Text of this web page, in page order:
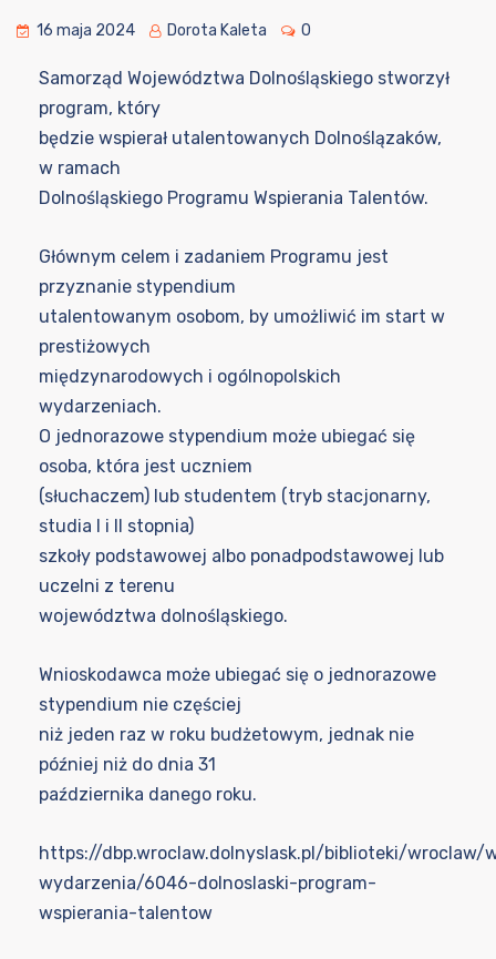
16 maja 2024 Dorota Kaleta 0
Samorząd Województwa Dolnośląskiego stworzył
program, który
będzie wspierał utalentowanych Dolnoślązaków,
w ramach
Dolnośląskiego Programu Wspierania Talentów.
Głównym celem i zadaniem Programu jest
przyznanie stypendium
utalentowanym osobom, by umożliwić im start w
prestiżowych
międzynarodowych i ogólnopolskich
wydarzeniach.
O jednorazowe stypendium może ubiegać się
osoba, która jest uczniem
(słuchaczem) lub studentem (tryb stacjonarny,
studia I i II stopnia)
szkoły podstawowej albo ponadpodstawowej lub
uczelni z terenu
województwa dolnośląskiego.
Wnioskodawca może ubiegać się o jednorazowe
stypendium nie częściej
niż jeden raz w roku budżetowym, jednak nie
później niż do dnia 31
października danego roku.
https://dbp.wroclaw.dolnyslask.pl/biblioteki/wroclaw/
wydarzenia/6046-dolnoslaski-program-
wspierania-talentow